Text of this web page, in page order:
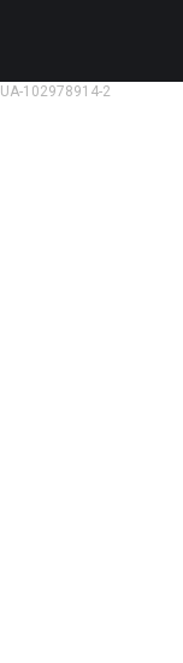
UA-102978914-2